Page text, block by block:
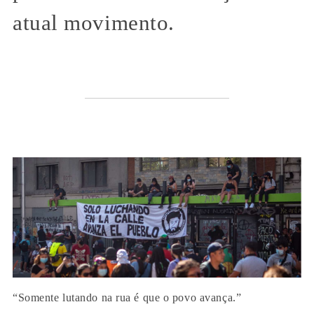
atual movimento.
“Somente lutando na rua é que o povo avança.”